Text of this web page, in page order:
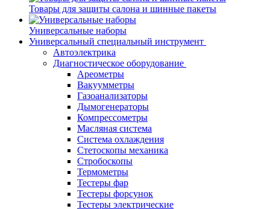
Товары для защиты салона и шинные пакеты
Универсальные наборы
Универсальный специальный инструмент
Автоэлектрика
Диагностическое оборудование
Ареометры
Вакуумметры
Газоанализаторы
Дымогенераторы
Компрессометры
Масляная система
Система охлаждения
Стетоскопы механика
Стробоскопы
Термометры
Тестеры фар
Тестеры форсунок
Тестеры электрические